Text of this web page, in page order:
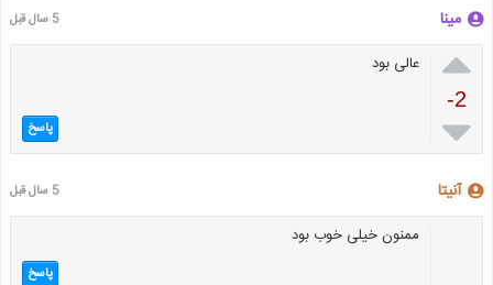
مینا 5 سال قبل

-2

عالی بود
پاسخ
آنیتا 5 سال قبل
ممنون خیلی خوب بود
پاسخ